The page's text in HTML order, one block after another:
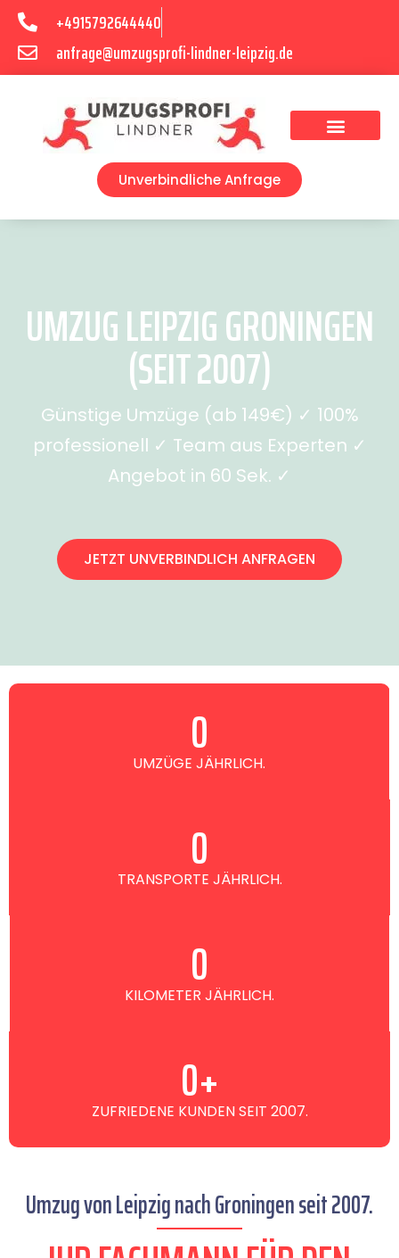
+4915792644440
anfrage@umzugsprofi-lindner-leipzig.de
Unverbindliche Anfrage
UMZUG LEIPZIG GRONINGEN
(SEIT 2007)
Günstige Umzüge (ab 149€) ✓ 100%
professionell ✓ Team aus Experten ✓
Angebot in 60 Sek. ✓
JETZT UNVERBINDLICH ANFRAGEN
UMZÜGE JÄHRLICH.
0
TRANSPORTE JÄHRLICH.
0
KILOMETER JÄHRLICH.
0
ZUFRIEDENE KUNDEN SEIT 2007.
0+
Umzug von Leipzig nach Groningen seit 2007.